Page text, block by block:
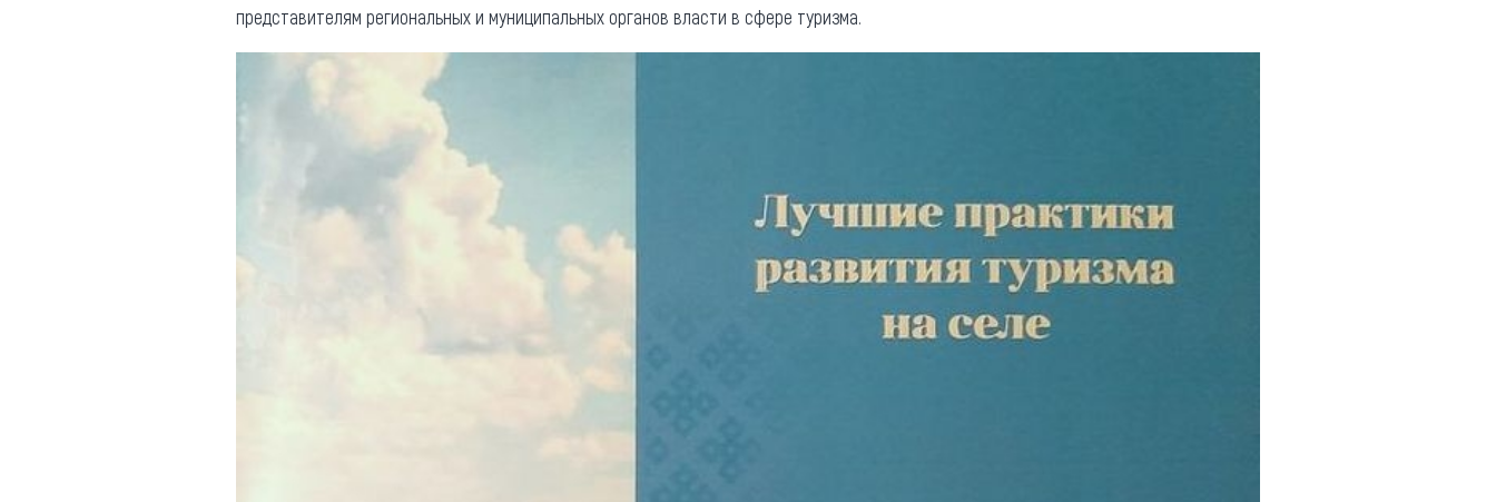
представителям региональных и муниципальных органов власти в сфере туризма.